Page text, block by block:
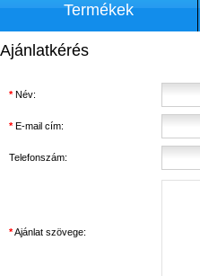
Termékek
Ajánlatkérés
*Név:
*E-mail cím:
Telefonszám:
*Ajánlat szövege: